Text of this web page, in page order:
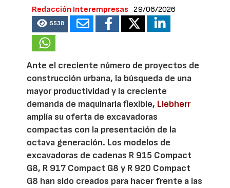
Redacción Interempresas 29/06/2026
5538
Ante el creciente número de proyectos de
construcción urbana, la búsqueda de una
mayor productividad y la creciente
demanda de maquinaria flexible, Liebherr
amplía su oferta de excavadoras
compactas con la presentación de la
octava generación. Los modelos de
excavadoras de cadenas R 915 Compact
G8, R 917 Compact G8 y R 920 Compact
G8 han sido creados para hacer frente a las